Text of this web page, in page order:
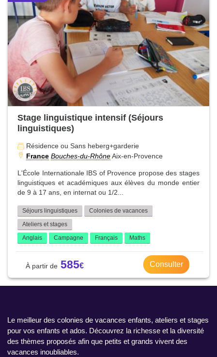
Stage linguistique intensif (Séjours
linguistiques)
Résidence ou Sans heberg+garderie
France Bouches-du-RhôneAix-en-Provence
L'École Internationale IBS of Provence propose des stages
linguistiques et académiques aux élèves du monde entier
de 9 à 17 ans, en internat ou 1/2...
Séjours linguistiques
Colonies de vacances
Ateliers et stages
Anglais
Campagne Français Maths
585 Consulter
Le meilleur des colonies de vacances enfants, ateliers et stages
pour vos enfants et ados. Découvrez la richesse et la diversité
des thèmes proposés afin que petits et grands vivent des
vacances inoubliables.